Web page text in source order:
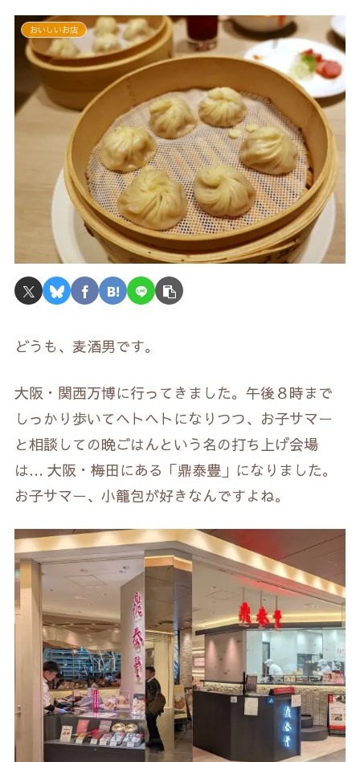
おいしいお店
どうも、麦酒男です。
大阪・関西万博に行ってきました。午後８時まで
しっかり歩いてヘトヘトになりつつ、お子サマー
と相談しての晩ごはんという名の打ち上げ会場
は… 大阪・梅田にある「鼎泰豊」になりました。
お子サマー、小籠包が好きなんですよね。